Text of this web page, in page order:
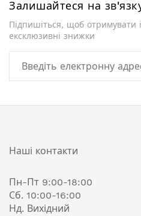
Залишайтеся на
Підпишіться, щоб отримувати
ексклюзивні знижки
Наші контакти
Пн-Пт 9:00-18:00
Сб. 10:00-16:00
Нд. Вихідний